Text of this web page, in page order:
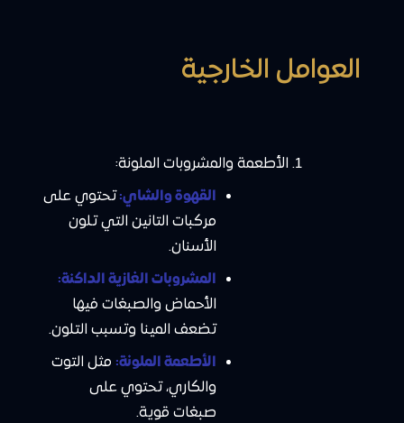
العوامل الخارجية
الأطعمة والمشروبات الملونة:
القهوة والشاي: تحتوي على
مركبات التانين التي تلون
الأسنان.
المشروبات الغازية الداكنة:
الأحماض والصبغات فيها
تضعف المينا وتسبب التلون.
الأطعمة الملونة: مثل التوت
والكاري، تحتوي على
صبغات قوية.